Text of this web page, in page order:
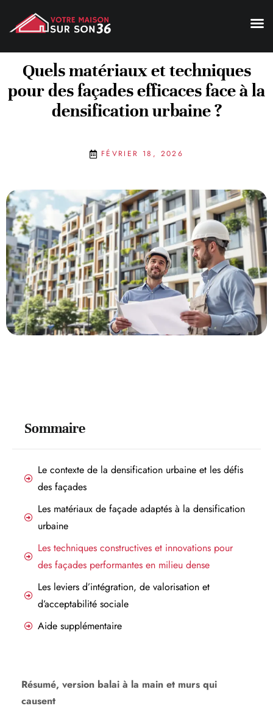
Quels matériaux et techniques
pour des façades efficaces face à la
densification urbaine ?
FÉVRIER 18, 2026
Résumé, version balai à la main et murs qui
causent
Sommaire
Le contexte de la densification urbaine et les défis
des façades
Les matériaux de façade adaptés à la densification
urbaine
Les techniques constructives et innovations pour
des façades performantes en milieu dense
Les leviers d’intégration, de valorisation et
d’acceptabilité sociale
Aide supplémentaire